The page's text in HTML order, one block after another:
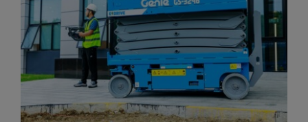
News
Ersatzteile
Shop